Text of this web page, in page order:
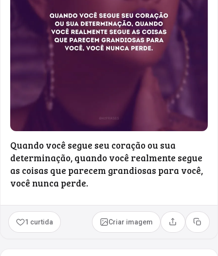
Quando você segue seu coração ou sua
determinação, quando você realmente segue
as coisas que parecem grandiosas para você,
você nunca perde.
1 curtida Criar imagem Compartilhar
Copiar